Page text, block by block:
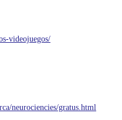
videojuegos/
neurociencies/gratus.html